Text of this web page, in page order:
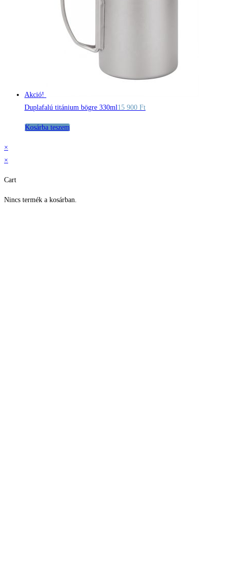
változatok
termékoldalon
Akció!
Duplafalú titánium bögre 330ml 15 900 Ft
Kosárba teszem
×
×
Cart
Nincs termék a kosárban.